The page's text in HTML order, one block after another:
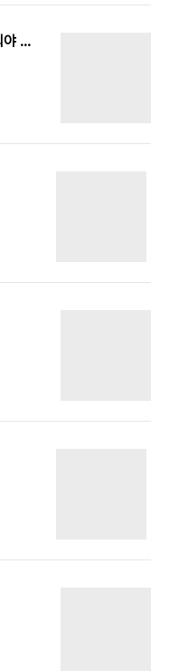
복권이나 도박 사이트는 오픈소스가 되야 한다